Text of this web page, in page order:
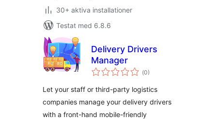
30+ aktiva installationer
Testat med 6.8.6
Delivery Drivers
Manager
(Totalt
antal
0)
Let your staff or third-party logistics
companies manage your delivery drivers
with a front-hand mobile-friendly